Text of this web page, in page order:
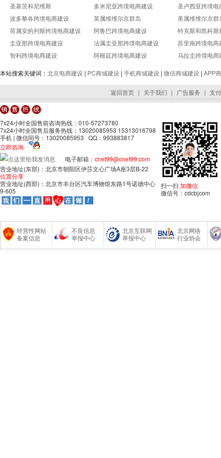
圣基茨和尼维斯
多米尼亚跨境电商建设
圣卢西亚跨境电
波多黎各跨境电商建设
英属维维尔京群岛
美属维维尔京群
荷属安的列斯跨境电商建设
阿鲁巴跨境电商建设
特克斯和凯科斯
圭亚那跨境电商建设
法属圭亚那跨境电商建设
苏里南跨境电商
智利跨境电商建设
阿根廷跨境电商建设 乌拉圭跨境电商
本站搜索关键词： 北京电商建设 | PC商城建设 | 手机商城建设 | 微信商城建设 | APP
返回首页 | 关于我们 | 广告服务 | 支
7x24小时全国售前咨询热线：010-57273780
7x24小时全国售后服务热线：13020085953 15313016798
手机 | 微信同号：13020085953 QQ：993883817
立即咨询
电子邮箱： cnet99@cnet99.com
营业地址(东部)：北京市朝阳区伊莎文心广场A座3层B-22
位置分享
营业地址(西部)：北京市丰台区汽车博物馆东路1号诺德中心
9-605
扫一扫 加微信
微信号：cdcbjcom
经营性网站
备案信息
不良信息
举报中心
北京互联网
举报中心
北京网络
行业协会